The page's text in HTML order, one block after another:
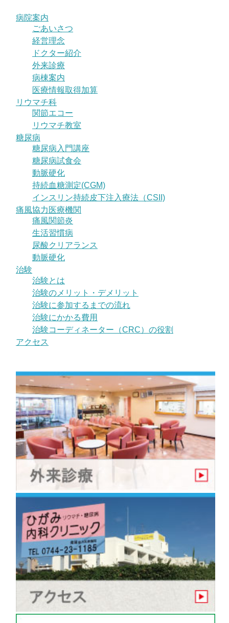
病院案内
ごあいさつ
経営理念
ドクター紹介
外来診療
病棟案内
医療情報取得加算
リウマチ科
関節エコー
リウマチ教室
糖尿病
糖尿病入門講座
糖尿病試食会
動脈硬化
持続血糖測定(CGM)
インスリン持続皮下注入療法（CSII)
痛風協力医療機関
痛風関節炎
生活習慣病
尿酸クリアランス
動脈硬化
治験
治験とは
治験のメリット・デメリット
治験に参加するまでの流れ
治験にかかる費用
治験コーディネーター（CRC）の役割
アクセス